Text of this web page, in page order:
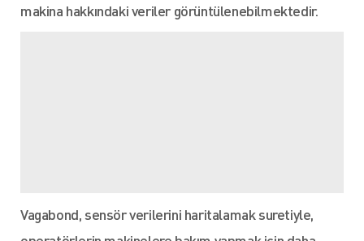
makina hakkındaki veriler görüntülenebilmektedir.
Vagabond, sensör verilerini haritalamak suretiyle,